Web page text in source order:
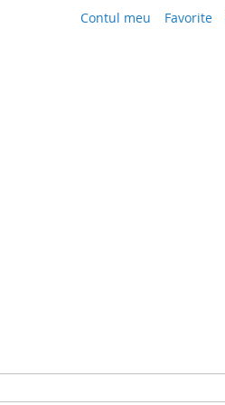
Contul meu Favorite